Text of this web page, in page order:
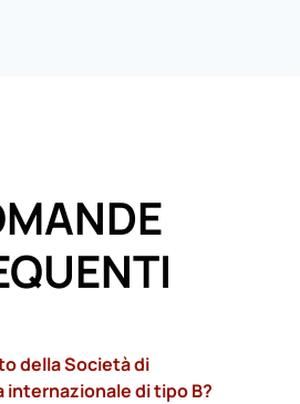
della Società di
internazionale di tipo B?